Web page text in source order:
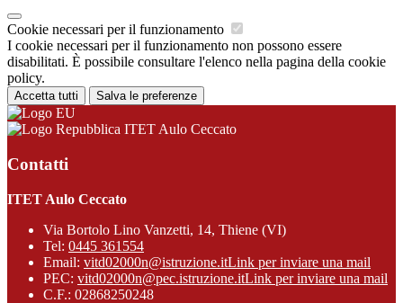
Cookie necessari per il funzionamento
I cookie necessari per il funzionamento non possono essere
disabilitati. È possibile consultare l'elenco nella pagina della cookie
policy.
Accetta tutti Salva le preferenze
ITET Aulo Ceccato
Contatti
ITET Aulo Ceccato
Via Bortolo Lino Vanzetti, 14, Thiene (VI)
Tel: 0445 361554
Email: vitd02000n@istruzione.itLink per inviare una mail
PEC: vitd02000n@pec.istruzione.itLink per inviare una mail
C.F.: 02868250248